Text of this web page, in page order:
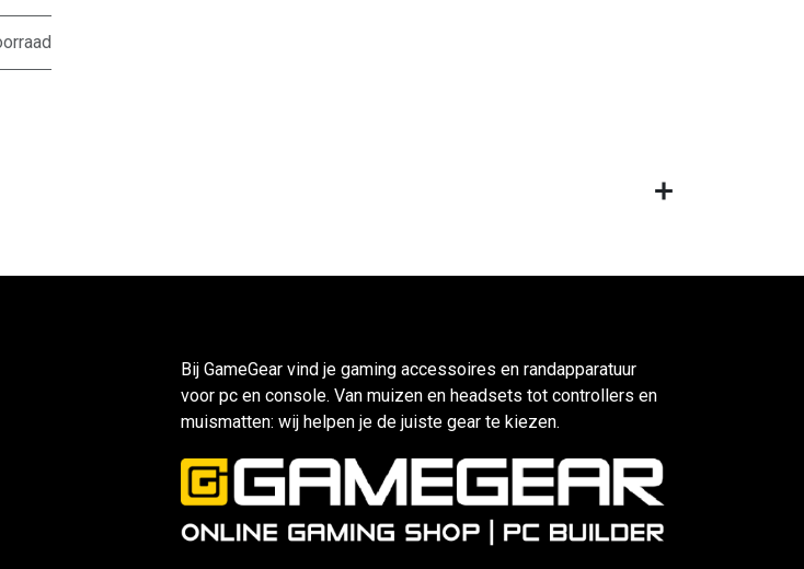
Bij GameGear vind je gaming accessoires en randapparatuur
voor pc en console. Van muizen en headsets tot controllers en
muismatten: wij helpen je de juiste gear te kiezen.